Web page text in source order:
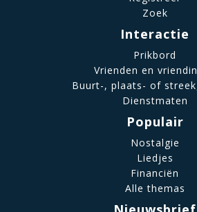
Zoek
Interactie
Prikbord
Vrienden en
Buurt-, plaats- of
Dienstmaten
Populair
Nostalgie
Liedjes
Financiën
Alle themas